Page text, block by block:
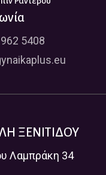
5408
ΞΕΝΙΤΙΔΟΥ
Λαμπράκη 34